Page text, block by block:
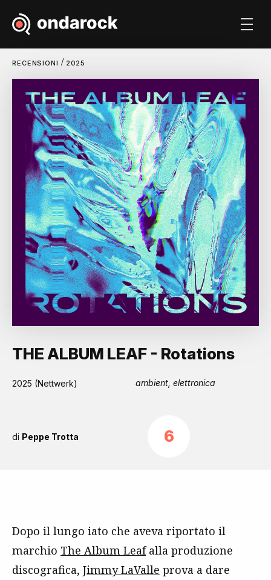
RECENSIONI / 2025
THE ALBUM LEAF - Rotations
2025 (Nettwerk) ambient, elettronica
di Peppe Trotta 6
Dopo il lungo iato che aveva riportato il
marchio The Album Leafalla produzione
discografica, Jimmy LaValle prova a dare